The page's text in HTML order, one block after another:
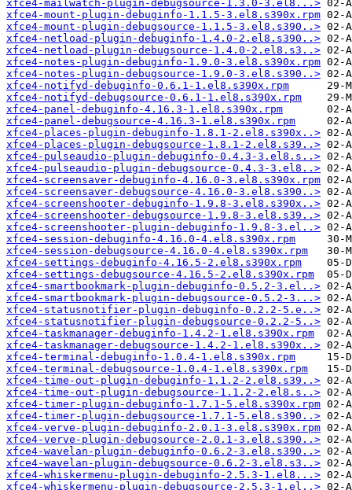
xfce4-mailwatch-plugin-debugsource-1.3.0-3.el8...>
xfce4-mount-plugin-debuginfo-1.1.5-3.el8.s390x.rpm
xfce4-mount-plugin-debugsource-1.1.5-3.el8.s390..>
xfce4-netload-plugin-debuginfo-1.4.0-2.el8.s390..>
xfce4-netload-plugin-debugsource-1.4.0-2.el8.s3..>
xfce4-notes-plugin-debuginfo-1.9.0-3.el8.s390x.rpm
xfce4-notes-plugin-debugsource-1.9.0-3.el8.s390..>
xfce4-notifyd-debuginfo-0.6.1-1.el8.s390x.rpm
xfce4-notifyd-debugsource-0.6.1-1.el8.s390x.rpm
xfce4-panel-debuginfo-4.16.3-1.el8.s390x.rpm
xfce4-panel-debugsource-4.16.3-1.el8.s390x.rpm
xfce4-places-plugin-debuginfo-1.8.1-2.el8.s390x..>
xfce4-places-plugin-debugsource-1.8.1-2.el8.s39..>
xfce4-pulseaudio-plugin-debuginfo-0.4.3-3.el8.s..>
xfce4-pulseaudio-plugin-debugsource-0.4.3-3.el8..>
xfce4-screensaver-debuginfo-4.16.0-3.el8.s390x.rpm
xfce4-screensaver-debugsource-4.16.0-3.el8.s390..>
xfce4-screenshooter-debuginfo-1.9.8-3.el8.s390x..>
xfce4-screenshooter-debugsource-1.9.8-3.el8.s39..>
xfce4-screenshooter-plugin-debuginfo-1.9.8-3.el..>
xfce4-session-debuginfo-4.16.0-4.el8.s390x.rpm
xfce4-session-debugsource-4.16.0-4.el8.s390x.rpm
xfce4-settings-debuginfo-4.16.5-2.el8.s390x.rpm
xfce4-settings-debugsource-4.16.5-2.el8.s390x.rpm
xfce4-smartbookmark-plugin-debuginfo-0.5.2-3.el..>
xfce4-smartbookmark-plugin-debugsource-0.5.2-3...>
xfce4-statusnotifier-plugin-debuginfo-0.2.2-5.e..>
xfce4-statusnotifier-plugin-debugsource-0.2.2-5..>
xfce4-taskmanager-debuginfo-1.4.2-1.el8.s390x.rpm
xfce4-taskmanager-debugsource-1.4.2-1.el8.s390x..>
xfce4-terminal-debuginfo-1.0.4-1.el8.s390x.rpm
xfce4-terminal-debugsource-1.0.4-1.el8.s390x.rpm
xfce4-time-out-plugin-debuginfo-1.1.2-2.el8.s39..>
xfce4-time-out-plugin-debugsource-1.1.2-2.el8.s..>
xfce4-timer-plugin-debuginfo-1.7.1-5.el8.s390x.rpm
xfce4-timer-plugin-debugsource-1.7.1-5.el8.s390..>
xfce4-verve-plugin-debuginfo-2.0.1-3.el8.s390x.rpm
xfce4-verve-plugin-debugsource-2.0.1-3.el8.s390..>
xfce4-wavelan-plugin-debuginfo-0.6.2-3.el8.s390..>
xfce4-wavelan-plugin-debugsource-0.6.2-3.el8.s3..>
xfce4-whiskermenu-plugin-debuginfo-2.5.3-1.el8...>
xfce4-whiskermenu-plugin-debugsource-2.5.3-1.el..>